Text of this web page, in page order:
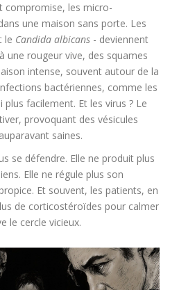
compromise, les micro-
une maison sans porte. Les
le Candida albicans - deviennent
une rougeur vive, des squames
intense, souvent autour de la
bactériennes, comme les
facilement. Et les virus ? Le
provoquant des vésicules
saines.
se défendre. Elle ne produit plus
Elle ne régule plus son
Et souvent, les patients, en
de corticostéroïdes pour calmer
le cercle vicieux.